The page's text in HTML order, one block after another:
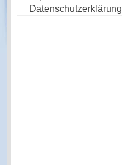
Datenschutzerklärung